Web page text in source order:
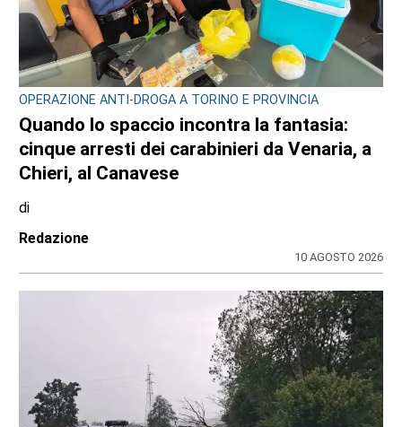
CONSIGLIO REGIONALE
Marcinelle, il presidente Nicco: “Onorare gli
italiani caduti sul lavoro in ogni parte del
mondo”
di
Redazione CRP